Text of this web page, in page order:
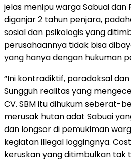
jelas menipu warga Sabuai dan
diganjar 2 tahun penjara,
sosial dan psikologis yang
perusahaannya tidak bisa
yang hanya dengan hukuman
“Ini kontradiktif, paradoksal
Sungguh realitas yang
CV. SBM itu dihukum seberat-
merusak hutan adat Sabuai
dan longsor di pemukiman
kegiatan illegal loggingnya.
keruskan yang ditimbulkan tak